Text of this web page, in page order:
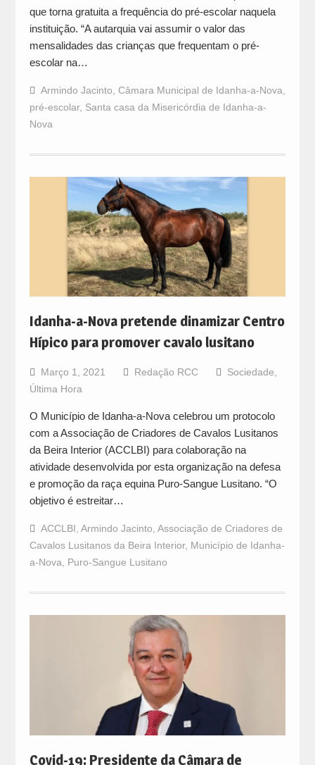
que torna gratuita a frequência do pré-escolar naquela
instituição. “A autarquia vai assumir o valor das
mensalidades das crianças que frequentam o pré-
escolar na…
Armindo Jacinto Câmara Municipal de Idanha-a-Nova
pré-escolar, Santa casa da Misericórdia de Idanha-a-
Nova
Idanha-a-Nova pretende dinamizar Centro
Hípico para promover cavalo lusitano
Março 1, 2021 Redação RCC Sociedade
Última Hora
O Município de Idanha-a-Nova celebrou um protocolo
com a Associação de Criadores de Cavalos Lusitanos
da Beira Interior (ACCLBI) para colaboração na
atividade desenvolvida por esta organização na defesa
e promoção da raça equina Puro-Sangue Lusitano. “O
objetivo é estreitar…
ACCLBI Armindo Jacinto Associação de Criadores de
Cavalos Lusitanos da Beira Interior, Município de Idanha-
a-Nova
Puro-Sangue Lusitano
Covid-19: Presidente da Câmara de